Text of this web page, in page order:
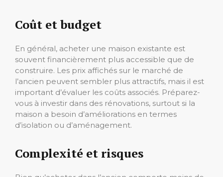
Coût et budget
En général, acheter une maison existante est
souvent financièrement plus accessible que de
construire. Les prix affichés sur le marché de
l’ancien peuvent sembler plus attractifs, mais il est
important d’évaluer les coûts associés. Préparez-
vous à investir dans des rénovations, surtout si la
maison a besoin d’améliorations en termes
d’isolation ou d’aménagement.
Complexité et risques